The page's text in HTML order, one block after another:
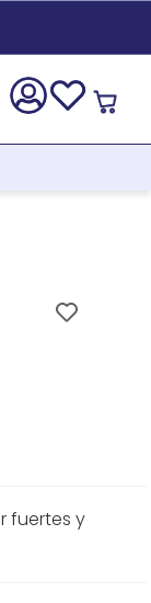
fuertes y